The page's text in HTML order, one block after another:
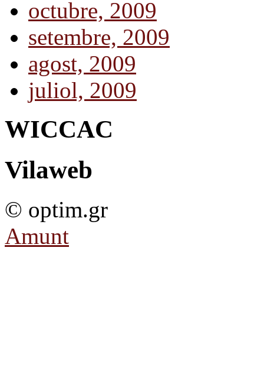
octubre, 2009
setembre, 2009
agost, 2009
juliol, 2009
WICCAC
Vilaweb
© optim.gr
Amunt